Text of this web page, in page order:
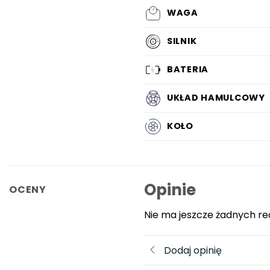
WAGA
SILNIK
BATERIA
UKŁAD HAMULCOWY
KOŁO
OCENY Opinie
Nie ma jeszcze żadnych
Dodaj opinię